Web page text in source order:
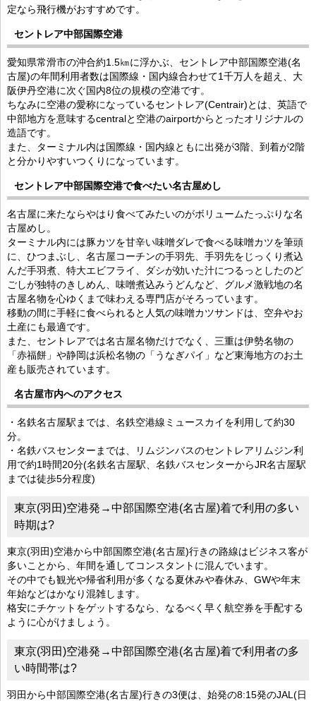
定なら飛行機がおすすめです。
セントレア中部国際空港
愛知県常滑市の沖合約1.5㎞に浮かぶ、セントレア中部国際空港(名
古屋)の年間利用者数は国際線・国内線合わせて1千万人を超え、大
阪伊丹空港に次ぐ国内8位の規模の空港です。
ちなみに空港の愛称になっているセントレア(Centrair)とは、英語で
中部地方を意味するcentralと空港のairportからとったオリジナルの
造語です。
また、ターミナル内は国際線・国内線ともに出発が3階、到着が2階
と分かりやすいつくりになっています。
セントレア中部国際空港で食べたい名古屋めし
名古屋に来たならやはり食べてみたいのがボリュームたっぷりな名
古屋めし。
ターミナル内には豚カツを甘辛い味噌ダレで食べる味噌カツを筆頭
に、ひつまぶし、名古屋コーチンの手羽先、手羽先をじっくり煮込
んだ手羽煮、特大エビフライ、ダシが効いた汁につるっとしたのど
ごしが独特のきしめん、味噌煮込みうどんなど、グルメ激戦地の名
古屋名物を心ゆくまで味わえる専門店がそろっています。
移動の間に手軽に食べられると人気の味噌カツサンドは、空弁やお
土産にも最適です。
また、セントレアでは名古屋名物だけでなく、三重は伊勢名物の
「赤福餅」や静岡は浜松名物の「うなぎパイ」など東海地方のお土
産も販売されています。
名古屋市内へのアクセス
・名鉄名古屋駅までは、名鉄空港線ミュースカイを利用して約30
分。
・名鉄バスセンターまでは、リムジンバスのセントレアリムジン利
用で約1時間20分(名鉄名古屋駅、名鉄バスセンターからJR名古屋駅
までは徒歩5分程度)
東京(羽田)空港発→中部国際空港(名古屋)着で利用の多い
時期は?
東京(羽田)空港から中部国際空港(名古屋)行きの路線はビジネス客が
多いことから、年間を通してコンスタントに混んでいます。
その中でも観光や帰省利用が多くなる夏休みや春休み、GWや年末
年始などはかなり混雑します。
格安にチケットをゲットするなら、なるべく早く航空券を手配する
ように心がけましょう。
東京(羽田)空港発→中部国際空港(名古屋)着で利用者の多
い時間帯は?
羽田から中部国際空港(名古屋)行きの3便は、始発の8:15発のJAL(日